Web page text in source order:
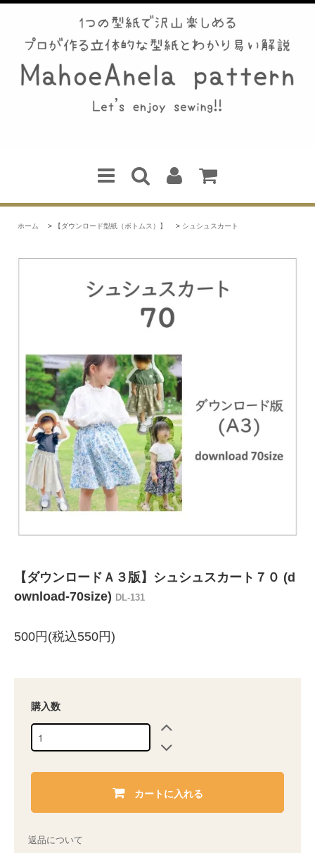
ホーム > 【ダウンロード型紙（ボトムス）】 > シュシュスカート
【ダウンロードＡ３版】シュシュスカート７０ (d
ownload-70size) DL-131
500円(税込550円)
購入数
カートに入れる
返品について